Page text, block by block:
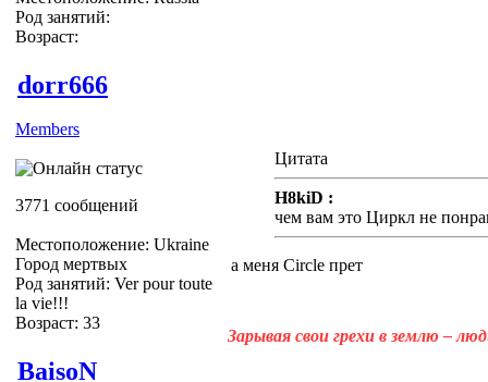
Род занятий:
Возраст:
dorr666
Members
3771 сообщений
Местоположение: Ukraine
Город мертвых
Род занятий: Ver pour toute
la vie!!!
Возраст: 33
Цитата
H8kiD :
чем вам это Циркл не
а меня Circle прет
Зарывая свои грехи в землю –
BaisoN